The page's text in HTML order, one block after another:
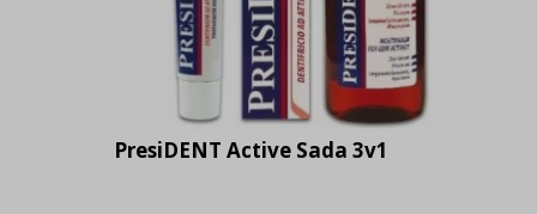
PresiDENT Active Sada 3v1